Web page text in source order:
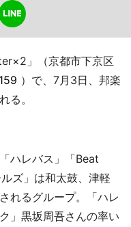
」（京都市下京区
）で、7月3日、邦楽
る。
ハレバス」「Beat
ズ」は和太鼓、津軽
れるグループ。「ハレ
」黒坂周吾さんの率い